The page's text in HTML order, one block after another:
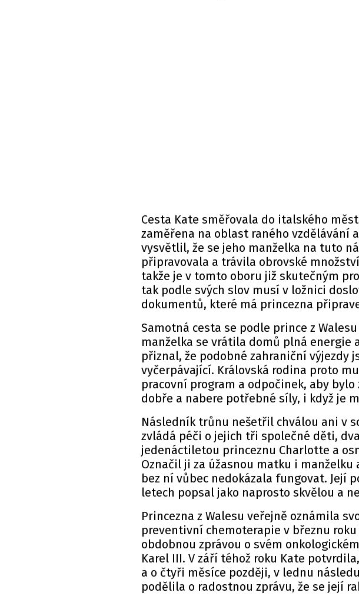
Cesta Kate směřovala do italského
zaměřena na oblast raného vzdělávání
vysvětlil, že se jeho manželka na tuto
připravovala a trávila obrovské
takže je v tomto oboru již skutečným
tak podle svých slov musí v ložnici
dokumentů, které má princezna
Samotná cesta se podle prince z
manželka se vrátila domů plná energie
přiznal, že podobné zahraniční výjezdy
vyčerpávající. Královská rodina proto
pracovní program a odpočinek, aby
dobře a nabere potřebné síly, i když je
Následník trůnu nešetřil chválou ani v
zvládá péči o jejich tři společné děti,
jedenáctiletou princeznu Charlotte a
Označil ji za úžasnou matku i manželku
bez ní vůbec nedokázala fungovat. Její
letech popsal jako naprosto skvělou a
Princezna z Walesu veřejně oznámila
preventivní chemoterapie v březnu roku
obdobnou zprávou o svém
Karel III. V září téhož roku Kate
a o čtyři měsíce později, v lednu
podělila o radostnou zprávu, že se její